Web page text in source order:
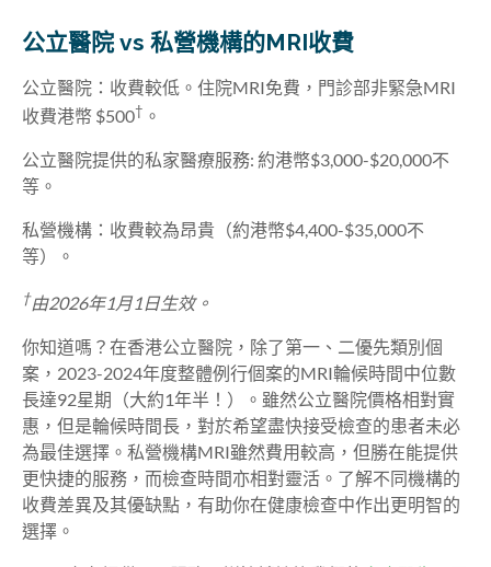
公立醫院 vs 私營機構的MRI收費
公立醫院：收費較低。住院MRI免費，門診部非緊急MRI
收費港幣 $500† 。
公立醫院提供的私家醫療服務: 約港幣$3,000-$20,000不
等。
私營機構：收費較為昂貴（約港幣$4,400-$35,000不
等）。
†由2026年1月1日生效。
你知道嗎？在香港公立醫院，除了第一、二優先類別個
案，2023-2024年度整體例行個案的MRI輪候時間中位數
長達92星期（大約1年半！）。雖然公立醫院價格相對實
惠，但是輪候時間長，對於希望盡快接受檢查的患者未必
為最佳選擇。私營機構MRI雖然費用較高，但勝在能提供
更快捷的服務，而檢查時間亦相對靈活。了解不同機構的
收費差異及其優缺點，有助你在健康檢查中作出更明智的
選擇。